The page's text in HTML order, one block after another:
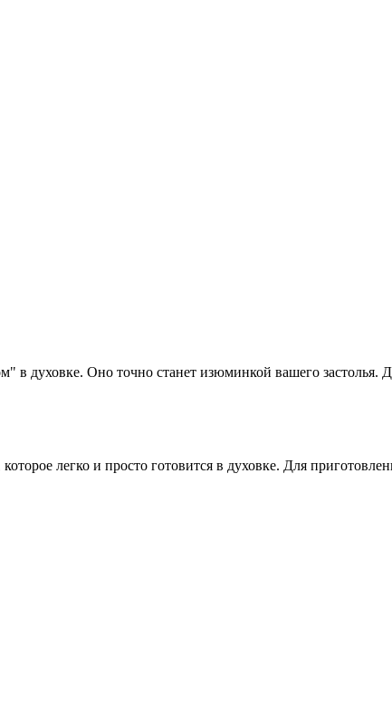
духовке. Оно точно станет изюминкой вашего застолья.
легко и просто готовится в духовке. Для